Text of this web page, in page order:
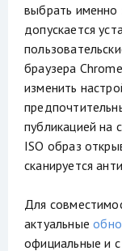
выбрать именно
допускается
браузера
изменить
публикацией на
ISO образ
сканируется
Для
актуальные
официальные и